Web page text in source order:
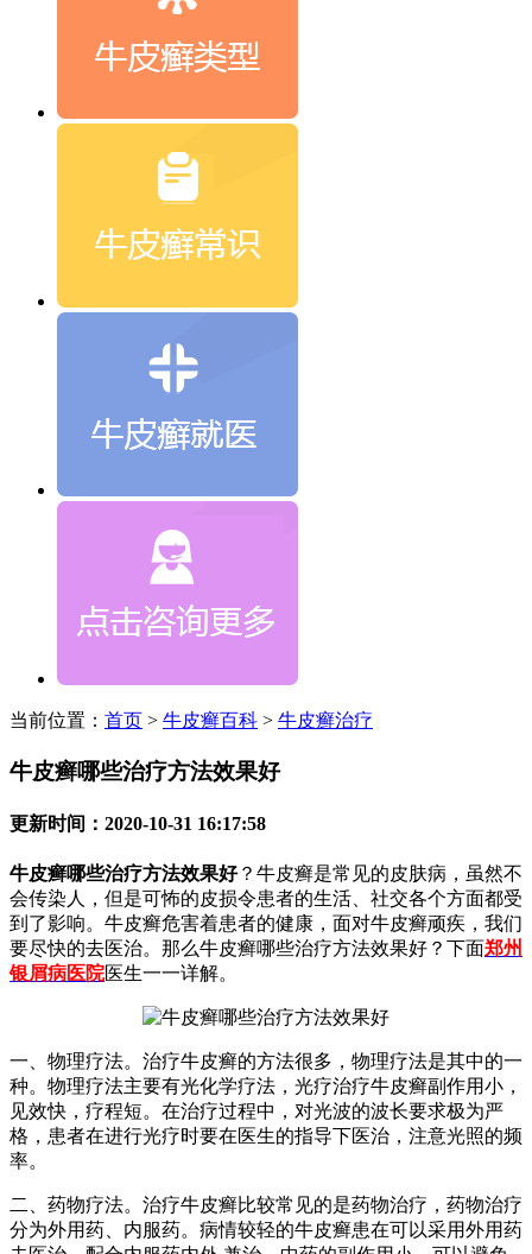
当前位置： 首页 > 牛皮癣百科 > 牛皮癣治疗
牛皮癣哪些治疗方法效果好
更新时间：2020-10-31 16:17:58
牛皮癣哪些治疗方法效果好？牛皮癣是常见的皮肤病，虽然不
会传染人，但是可怖的皮损令患者的生活、社交各个方面都受
到了影响。牛皮癣危害着患者的健康，面对牛皮癣顽疾，我们
要尽快的去医治。那么牛皮癣哪些治疗方法效果好？下面郑州
银屑病医院医生一一详解。
一、物理疗法。治疗牛皮癣的方法很多，物理疗法是其中的一
种。物理疗法主要有光化学疗法，光疗治疗牛皮癣副作用小，
见效快，疗程短。在治疗过程中，对光波的波长要求极为严
格，患者在进行光疗时要在医生的指导下医治，注意光照的频
率。
二、药物疗法。治疗牛皮癣比较常见的是药物治疗，药物治疗
分为外用药、内服药。病情较轻的牛皮癣患在可以采用外用药